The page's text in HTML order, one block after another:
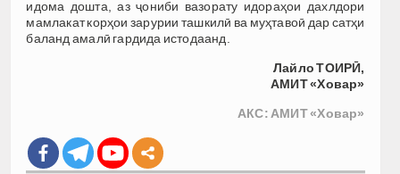
идома дошта, аз ҷониби вазорату идораҳои дахлдори
мамлакат корҳои зарурии ташкилӣ ва муҳтавоӣ дар сатҳи
баланд амалӣ гардида истодаанд.
Лайло ТОИРӢ,
АМИТ «Ховар»
АКС: АМИТ «Ховар»